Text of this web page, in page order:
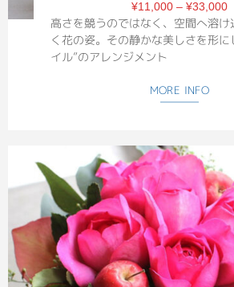
¥11,000 – ¥33,000
高さを競うのではなく、空間へ溶
く花の姿。その静かな美しさを形に
イル”のアレンジメント
MORE INFO